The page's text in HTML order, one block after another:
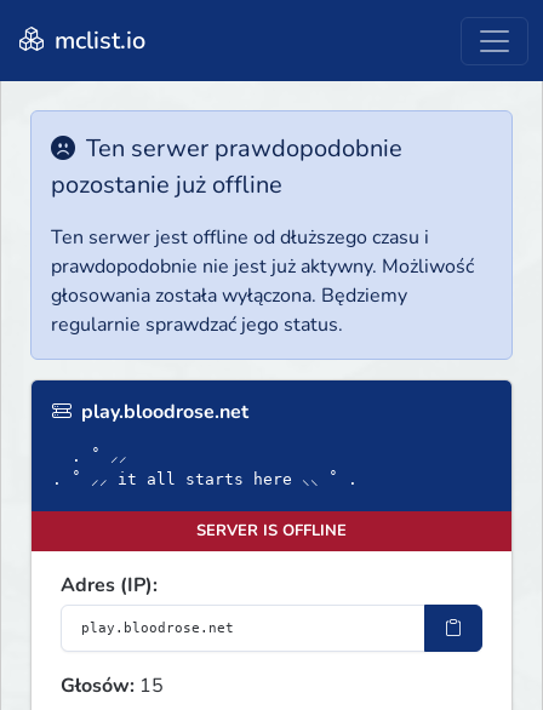
mclist.io
Ten serwer prawdopodobnie
pozostanie już offline
Ten serwer jest offline od dłuższego czasu i
prawdopodobnie nie jest już aktywny. Możliwość
głosowania została wyłączona. Będziemy
regularnie sprawdzać jego status.
play.bloodrose.net
. ˚ ⸝⸝
. ˚ ⸝⸝ it all starts here ⸜⸜ ˚ .
SERVER IS OFFLINE
Adres (IP):
Głosów: 15